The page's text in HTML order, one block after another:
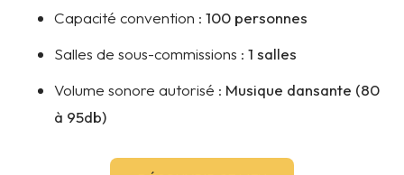
Capacité convention : 100 personnes
Salles de sous-commissions : 1 salles
Volume sonore autorisé : Musique dansante (80
à 95db)